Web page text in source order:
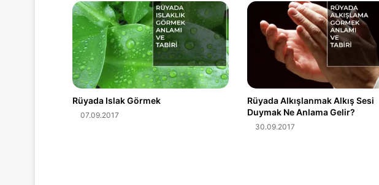
Rüyada Islak Görmek
07.09.2017
Rüyada Alkışlanmak Alkış Sesi
Duymak Ne Anlama Gelir?
30.09.2017